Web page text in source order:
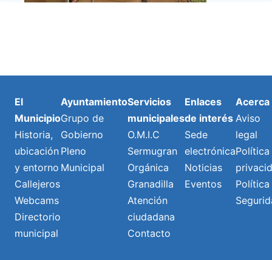
El
Municipio
Historia,
ubicación
y entorno
Callejeros
Webcams
Directorio
municipal
Ayuntamiento
Grupo de
Gobierno
Pleno
Municipal
Servicios
municipales
O.M.I.C
Sermugran
Orgánica
Granadilla
Atención
ciudadana
Contacto
Enlaces
de interés
Sede
electrónica
Noticias
Eventos
Acerca
Aviso
legal
Política
Política